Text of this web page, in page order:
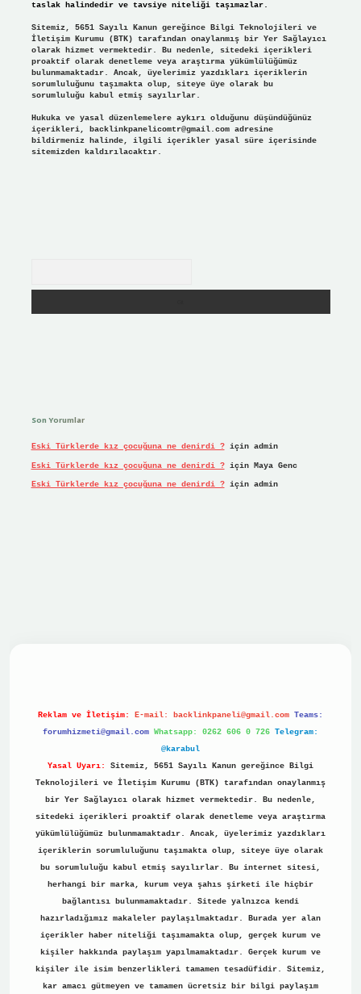
taslak halindedir ve tavsiye niteliği taşımazlar.
Sitemiz, 5651 Sayılı Kanun gereğince Bilgi Teknolojileri ve
İletişim Kurumu (BTK) tarafından onaylanmış bir Yer Sağlayıcı
olarak hizmet vermektedir. Bu nedenle, sitedeki içerikleri
proaktif olarak denetleme veya araştırma yükümlülüğümüz
bulunmamaktadır. Ancak, üyelerimiz yazdıkları içeriklerin
sorumluluğunu taşımakta olup, siteye üye olarak bu
sorumluluğu kabul etmiş sayılırlar.
Hukuka ve yasal düzenlemelere aykırı olduğunu düşündüğünüz
içerikleri, backlinkpanelicomtr@gmail.comadresine
bildirmeniz halinde, ilgili içerikler yasal süre içerisinde
sitemizden kaldırılacaktır.
Son Yorumlar
Eski Türklerde kız çocuğuna ne denirdi ?için admin
Eski Türklerde kız çocuğuna ne denirdi ?için Maya Genc
Eski Türklerde kız çocuğuna ne denirdi ?için admin
Reklam ve İletişim: E-mail: backlinkpaneli@gmail.com Teams:
forumhizmeti@gmail.com Whatsapp: 0262 606 0 726 Telegram:
@karabul
Yasal Uyarı:
Sitemiz, 5651 Sayılı Kanun gereğince Bilgi
Teknolojileri ve İletişim Kurumu (BTK) tarafından onaylanmış
bir Yer Sağlayıcı olarak hizmet vermektedir. Bu nedenle,
sitedeki içerikleri proaktif olarak denetleme veya araştırma
yükümlülüğümüz bulunmamaktadır. Ancak, üyelerimiz yazdıkları
içeriklerin sorumluluğunu taşımakta olup, siteye üye olarak
bu sorumluluğu kabul etmiş sayılırlar. Bu internet sitesi,
herhangi bir marka, kurum veya şahıs şirketi ile hiçbir
bağlantısı bulunmamaktadır. Sitede yalnızca kendi
hazırladığımız makaleler paylaşılmaktadır. Burada yer alan
içerikler haber niteliği taşımamakta olup, gerçek kurum ve
kişiler hakkında paylaşım yapılmamaktadır. Gerçek kurum ve
kişiler ile isim benzerlikleri tamamen tesadüfidir. Sitemiz,
kar amacı gütmeyen ve tamamen ücretsiz bir bilgi paylaşım